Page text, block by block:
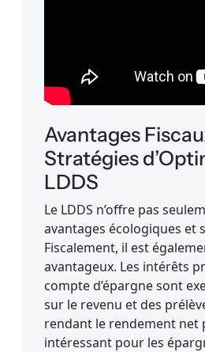
Avantages
Stratégies
LDDS
Le LDDS n’offre pas
avantages écologiques et
Fiscalement, il est
avantageux. Les intérêts
compte d’épargne sont
sur le revenu et des
rendant le rendement net
intéressant pour les